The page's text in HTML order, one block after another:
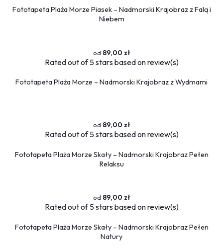
Fototapeta Plaża Morze Piasek – Nadmorski Krajobraz z Falą i
Niebem
89,00 zł
Ratedout of 5 stars based onreview(s)
Fototapeta Plaża Morze – Nadmorski Krajobraz z Wydmami
89,00 zł
Ratedout of 5 stars based onreview(s)
Fototapeta Plaża Morze Skały – Nadmorski Krajobraz Pełen
Relaksu
89,00 zł
Ratedout of 5 stars based onreview(s)
Fototapeta Plaża Morze Skały – Nadmorski Krajobraz Pełen
Natury